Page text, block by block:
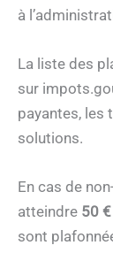
à
La liste des
sur
payantes, les
solutions.
En cas de
atteindre 50
sont